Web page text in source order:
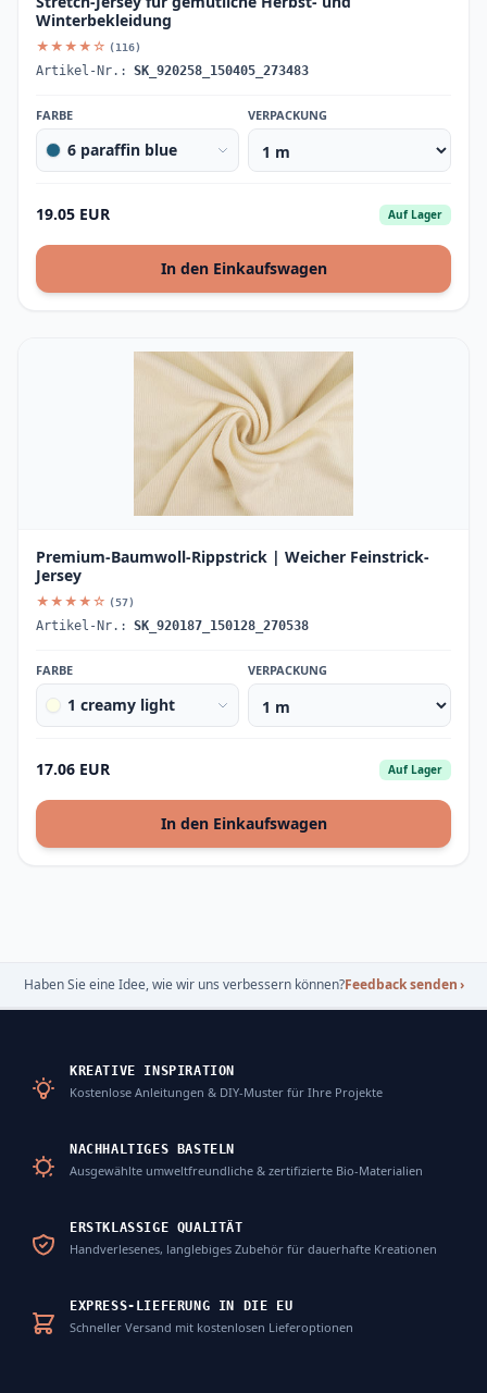
Winterbekleidung
★★★★☆ (116)
Artikel-Nr.: SK_920258_150405_273483
FARBE
6 paraffin blue
VERPACKUNG
19.05 EUR Auf Lager
In den Einkaufswagen
Premium-Baumwoll-Rippstrick | Weicher Feinstrick-
Jersey
★★★★☆ (57)
Artikel-Nr.: SK_920187_150128_270538
FARBE
1 creamy light
VERPACKUNG
17.06 EUR Auf Lager
In den Einkaufswagen
Haben Sie eine Idee, wie wir uns verbessern können?Feedback senden›
KREATIVE INSPIRATION
Kostenlose Anleitungen & DIY-Muster für Ihre Projekte
NACHHALTIGES BASTELN
Ausgewählte umweltfreundliche & zertifizierte Bio-Materialien
ERSTKLASSIGE QUALITÄT
Handverlesenes, langlebiges Zubehör für dauerhafte Kreationen
EXPRESS-LIEFERUNG IN DIE EU
Schneller Versand mit kostenlosen Lieferoptionen